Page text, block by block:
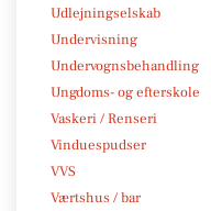
Udlejningselskab
Undervisning
Undervognsbehandling
Ungdoms- og efterskole
Vaskeri / Renseri
Vinduespudser
VVS
Værtshus / bar